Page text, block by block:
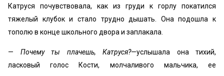
Катруся почувствовала, как из груди к горлу покатился
тяжелый клубок и стало трудно дышать. Она подошла к
тополю в конце школьного двора и заплакала.
— Почему ты плачешь, Катруся?—услышала она тихий,
ласковый голос Кости, молчаливого мальчика, ее